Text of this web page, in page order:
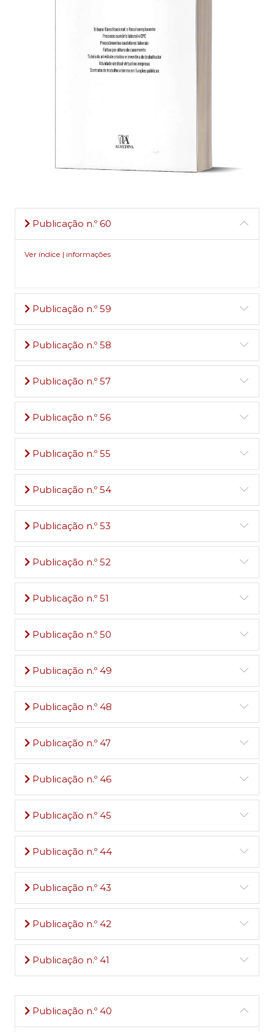
Publicação n.º 60
Ver índice | informações
Publicação n.º 59
Publicação n.º 58
Publicação n.º 57
Publicação n.º 56
Publicação n.º 55
Publicação n.º 54
Publicação n.º 53
Publicação n.º 52
Publicação n.º 51
Publicação n.º 50
Publicação n.º 49
Publicação n.º 48
Publicação n.º 47
Publicação n.º 46
Publicação n.º 45
Publicação n.º 44
Publicação n.º 43
Publicação n.º 42
Publicação n.º 41
Publicação n.º 40